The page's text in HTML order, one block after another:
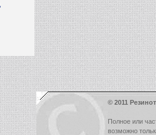
© 2011
Полное или
возможно